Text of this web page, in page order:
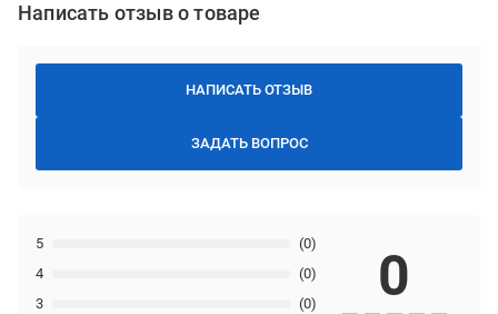
Написать отзыв о товаре
НАПИСАТЬ ОТЗЫВ
ЗАДАТЬ ВОПРОС
3 (0)
4 (0)
5 (0)
0